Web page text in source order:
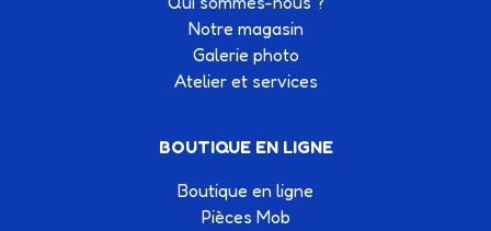
Notre magasin
Galerie photo
Atelier et services
BOUTIQUE EN LIGNE
Boutique en ligne
Pièces Mob